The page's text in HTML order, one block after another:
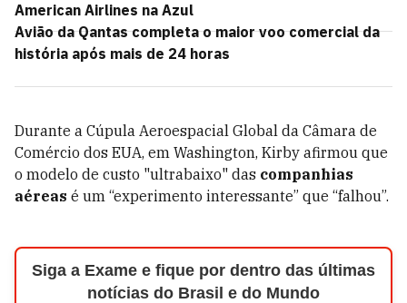
American Airlines na Azul
Avião da Qantas completa o maior voo comercial da
história após mais de 24 horas
Durante a Cúpula Aeroespacial Global da Câmara de
Comércio dos EUA, em Washington, Kirby afirmou que
o modelo de custo "ultrabaixo" das companhias
aéreas é um “experimento interessante” que “falhou”.
Siga a Exame e fique por dentro das últimas
notícias do Brasil e do Mundo